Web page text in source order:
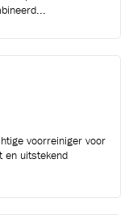
voorreiniger voor
en uitstekend